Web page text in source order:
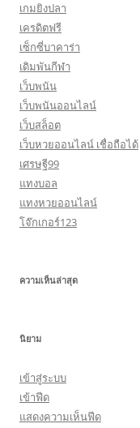
เกมยิงปลา
เครดิตฟรี
เซ็กซี่บาคาร่า
เดิมพันกีฬา
เว็บพนัน
เว็บพนันออนไลน์
เว็บสล็อต
เว็บหวยออนไลน์ เชื่อถือได้
เศรษฐี99
แทงบอล
แทงหวยออนไลน์
โจ๊กเกอร์123
ความเห็นล่าสุด
นิยาม
เข้าสู่ระบบ
เข้าฟีด
แสดงความเห็นฟีด